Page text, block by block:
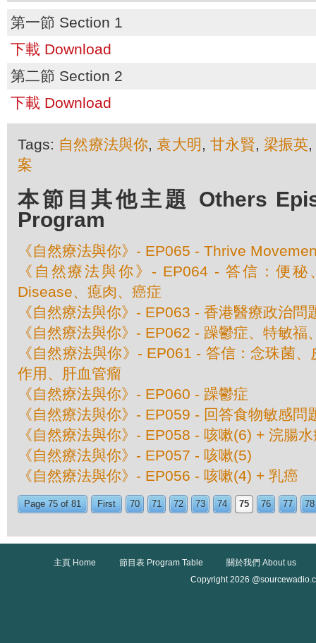
第一節 Section 1
下載 Download
第二節 Section 2
下載 Download
Tags: 自然療法與你,袁大明 ,甘永賢, 梁振英
案
本節目其他主題 Others
Program
《自然療法與你》- EP065 - Thrive
《自然療法與你》- EP064 - 答信：便秘
Disease、瘜肉、癌症
《自然療法與你》- EP063 - 香港醫療政治問
《自然療法與你》- EP062 - 躁鬱症、特敏福
《自然療法與你》- EP061 - 答信：念珠菌
作用、肝血管瘤
《自然療法與你》- EP060 - 躁鬱症
《自然療法與你》- EP059 - 回答食物敏感問
《自然療法與你》- EP058 - 咳嗽(6) + 浣腸
《自然療法與你》- EP057 - 咳嗽(5)
《自然療法與你》- EP056 - 咳嗽(4) + 乳癌
Page 75 of 81 First 70 71 72 73 74 75 76 77 78
主頁 Home 節目表 Program Table
關於我們 About us
Copyright 2026